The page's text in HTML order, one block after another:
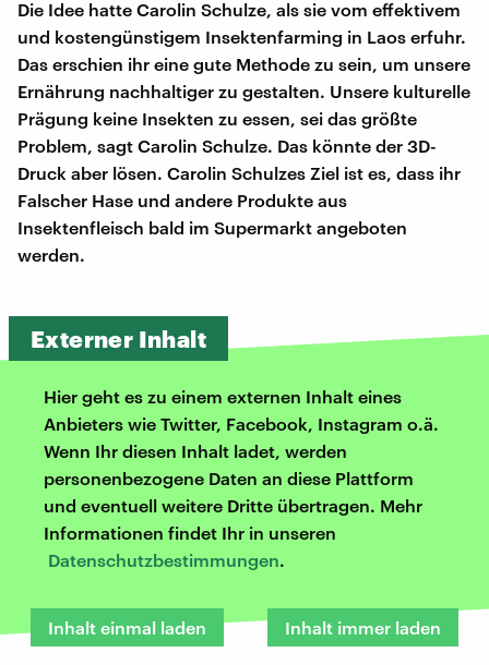
Die Idee hatte Carolin Schulze, als sie vom effektivem
und kostengünstigem Insektenfarming in Laos erfuhr.
Das erschien ihr eine gute Methode zu sein, um unsere
Ernährung nachhaltiger zu gestalten. Unsere kulturelle
Prägung keine Insekten zu essen, sei das größte
Problem, sagt Carolin Schulze. Das könnte der 3D-
Druck aber lösen. Carolin Schulzes Ziel ist es, dass ihr
Falscher Hase und andere Produkte aus
Insektenfleisch bald im Supermarkt angeboten
werden.
Externer Inhalt
Hier geht es zu einem externen Inhalt eines
Anbieters wie Twitter, Facebook, Instagram o.ä.
Wenn Ihr diesen Inhalt ladet, werden
personenbezogene Daten an diese Plattform
und eventuell weitere Dritte übertragen. Mehr
Informationen findet Ihr in unseren
Datenschutzbestimmungen.
Inhalt einmal laden Inhalt immer laden